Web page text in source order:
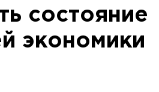
состояние
экономики